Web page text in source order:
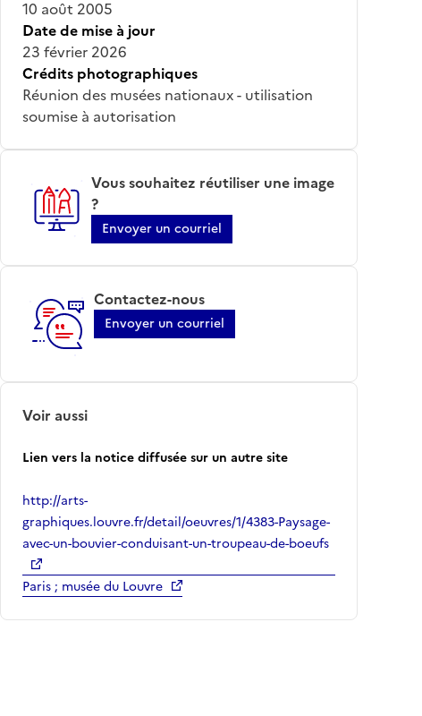
10 août 2005
Date de mise à jour
23 février 2026
Crédits photographiques
Réunion des musées nationaux - utilisation
soumise à autorisation
Vous souhaitez réutiliser une image
?
Envoyer un courriel
Contactez-nous
Envoyer un courriel
Voir aussi
Lien vers la notice diffusée sur un autre site
http://arts-
graphiques.louvre.fr/detail/oeuvres/1/4383-Paysage-
avec-un-bouvier-conduisant-un-troupeau-de-boeufs
Paris ; musée du Louvre